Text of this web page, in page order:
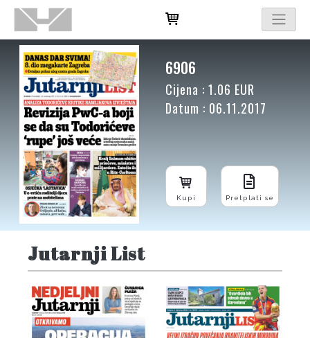
6906
Cijena : 1.06 EUR
Datum : 06.11.2017
Kupi Pretplati se
Jutarnji List